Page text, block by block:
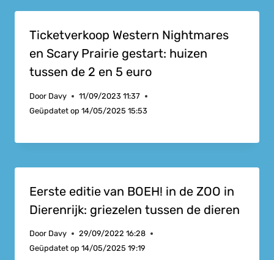
Ticketverkoop Western Nightmares
en Scary Prairie gestart: huizen
tussen de 2 en 5 euro
Door Davy
11/09/2023 11:37
Geüpdatet op 14/05/2025 15:53
Eerste editie van BOEH! in de ZOO in
Dierenrijk: griezelen tussen de dieren
Door Davy
29/09/2022 16:28
Geüpdatet op 14/05/2025 19:19